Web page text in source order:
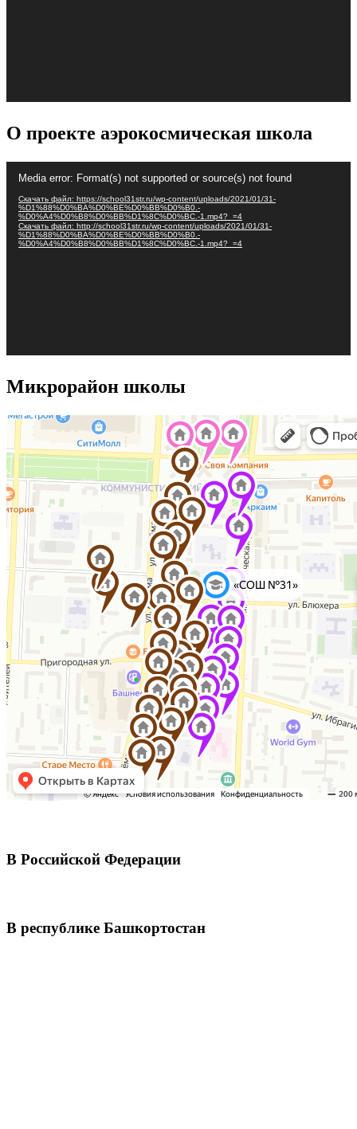
О проекте аэрокосмическая школа
Media error: Format(s) not supported or source(s) not found
Скачать файл: https://school31str.ru/wp-content/uploads/2021/01/31-
%D1%88%D0%BA%D0%BE%D0%BB%D0%B0.-
%D0%A4%D0%B8%D0%BB%D1%8C%D0%BC.-1.mp4?_=4
Скачать файл: http://school31str.ru/wp-content/uploads/2021/01/31-
%D1%88%D0%BA%D0%BE%D0%BB%D0%B0.-
%D0%A4%D0%B8%D0%BB%D1%8C%D0%BC.-1.mp4?_=4
Микрорайон школы
В Российской Федерации
В республике Башкортостан